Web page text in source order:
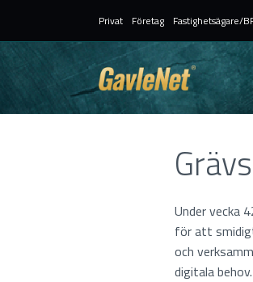
Privat Företag Fastighetsägare/
Under vecka
för att
och
digitala behov.